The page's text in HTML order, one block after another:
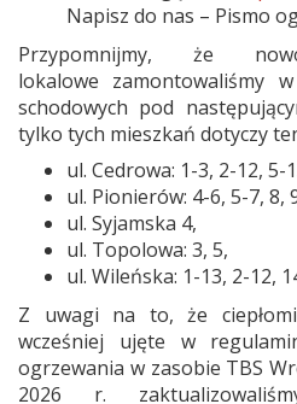
Napisz do nas – Pismo
Przypomnijmy, że
lokalowe zamontowaliśmy
schodowych pod
tylko tych mieszkań dotyczy
ul. Cedrowa: 1-3, 2-12, 5-
ul. Pionierów: 4-6, 5-7, 8,
ul. Syjamska 4,
ul. Topolowa: 3, 5,
ul. Wileńska: 1-13, 2-12,
Z uwagi na to, że
wcześniej ujęte w
ogrzewania w zasobie TBS
2026 r.